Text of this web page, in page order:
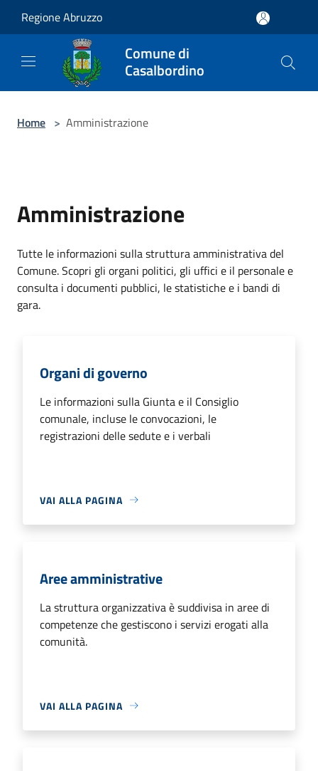
Regione Abruzzo
Comune di
Casalbordino
Home > Amministrazione
Amministrazione
Tutte le informazioni sulla struttura amministrativa del
Comune. Scopri gli organi politici, gli uffici e il personale e
consulta i documenti pubblici, le statistiche e i bandi di
gara.
Organi di governo
Le informazioni sulla Giunta e il Consiglio
comunale, incluse le convocazioni, le
registrazioni delle sedute e i verbali
VAI ALLA PAGINA
Aree amministrative
La struttura organizzativa è suddivisa in aree di
competenze che gestiscono i servizi erogati alla
comunità.
VAI ALLA PAGINA